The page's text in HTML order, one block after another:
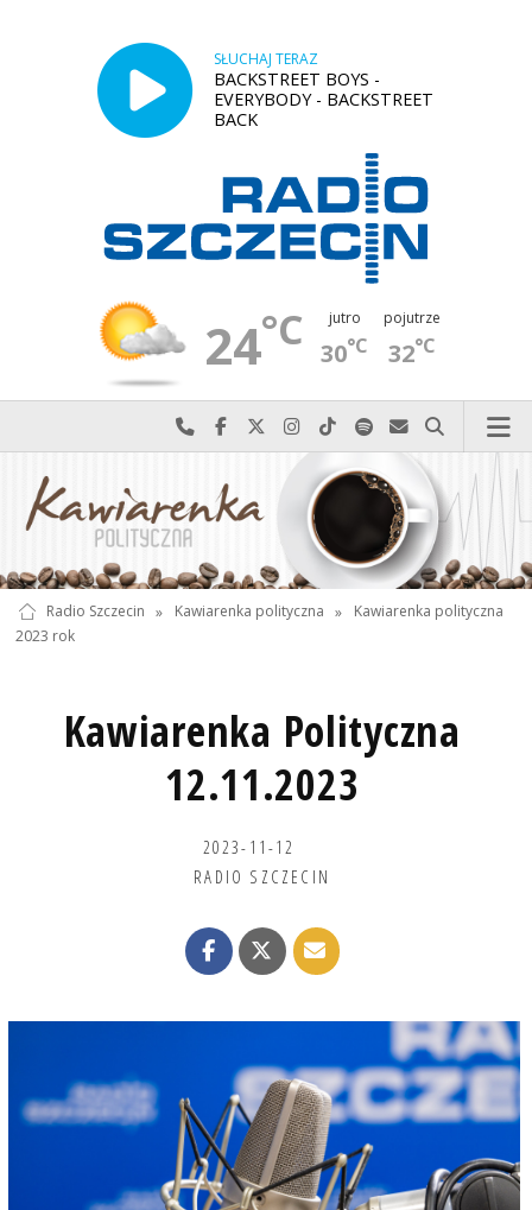
SŁUCHAJ TERAZ
BACKSTREET BOYS -
EVERYBODY - BACKSTREET
BACK
24°C jutro
30°C
pojutrze
32°C
Najlepiej po prostu do nas zadzwoń
Odwiedź nas na Facebook-u
Odwiedź nas na X
Odwiedź nas na Instagram-ie
Odwiedź nas na TikTok-u
Szukaj nas na Spotify
Wyślij do nas
Szukaj
Radio Szczecin » Kawiarenka polityczna »
Kawiarenka polityczna
2023 rok
Kawiarenka Polityczna
12.11.2023
2023-11-12
RADIO SZCZECIN